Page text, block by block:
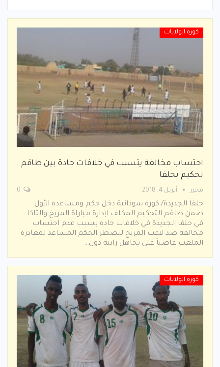
كورة الولايات
احتساب مخالفة يتسبب في خلافات حادة بين طاقم
تحكيم بحلفا
محرر أبريل 4, 2018
حلفا الجديدة/ كورة سودانية دخل حكم ومساعده الأول
ضمن طاقم التحكيم المكلف لإدارة مباراة المريخ والتاكا
في حلفا الجديدة في خلافات حادة بسبب عدم احتساب
مخالفة ضد لاعب المريخ ليضطر الحكم المساعد لمغادرة
الملعب غاضباً على تجاهل رايته دون…
كورة الولايات